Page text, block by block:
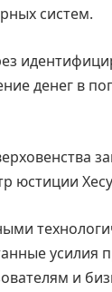
систем.
денег в
юстиции
усилия
и